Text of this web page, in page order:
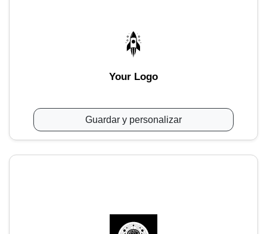
Your Logo
Guardar y personalizar